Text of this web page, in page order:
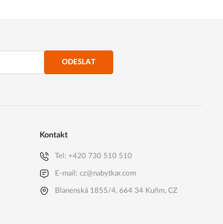
ODESLAT
Kontakt
Tel: +420 730 510 510
E-mail:cz@nabytkar.com
Blanenská 1855/4, 664 34 Kuřim, CZ